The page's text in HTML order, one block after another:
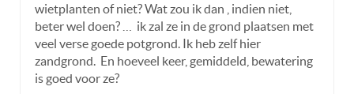
wietplanten of niet? Wat zou ik dan , indien niet,
beter wel doen? … ik zal ze in de grond plaatsen met
veel verse goede potgrond. Ik heb zelf hier
zandgrond. En hoeveel keer, gemiddeld, bewatering
is goed voor ze?